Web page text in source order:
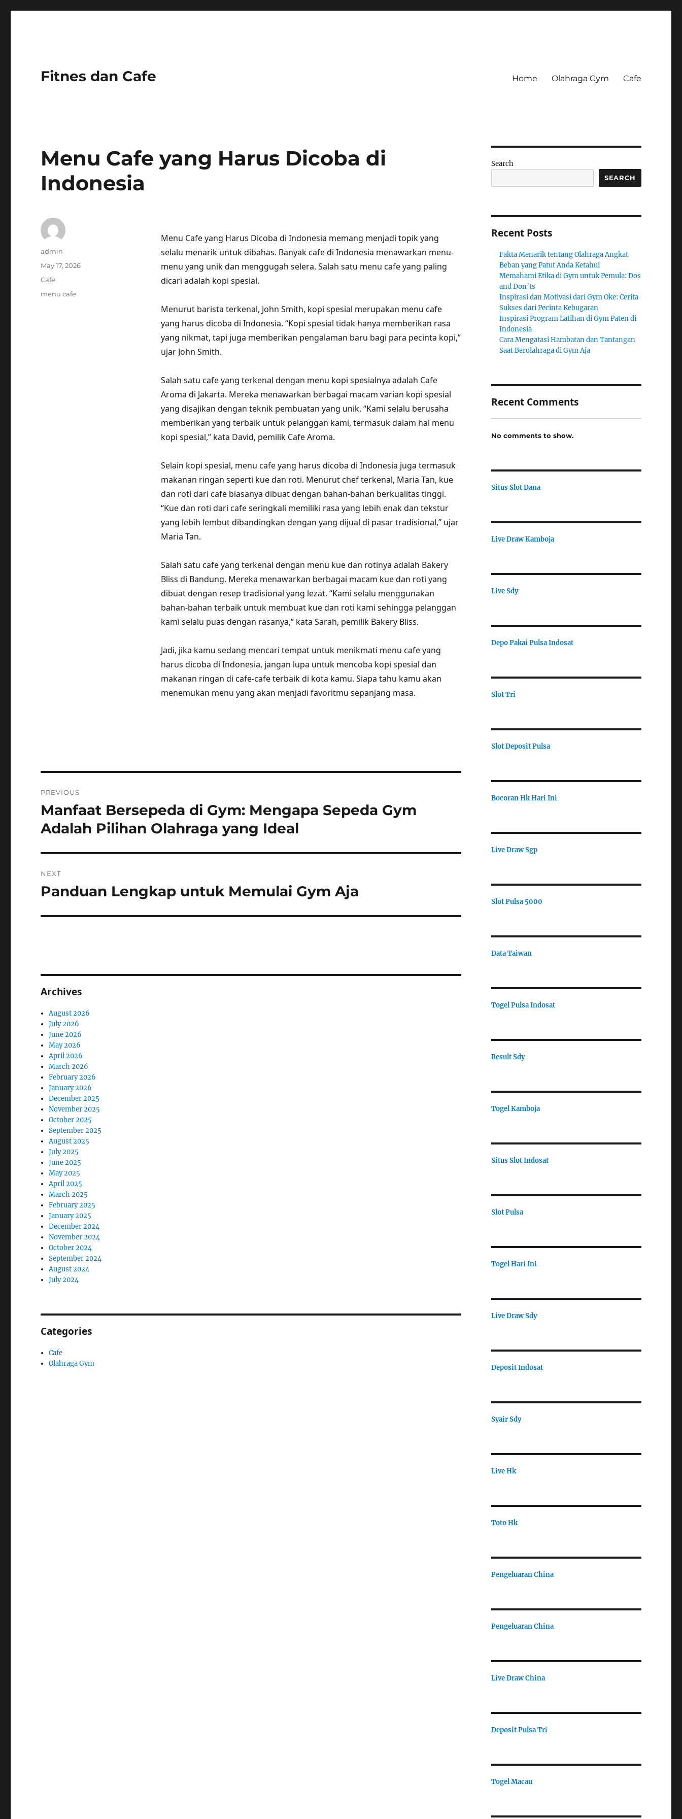
Fitnes dan Cafe Home Olahraga Gym Cafe
Menu Cafe yang Harus Dicoba di
Indonesia
Menu Cafe yang Harus Dicoba di Indonesia memang menjadi topik yang
selalu menarik untuk dibahas. Banyak cafe di Indonesia menawarkan menu-
menu yang unik dan menggugah selera. Salah satu menu cafe yang paling
dicari adalah kopi spesial.
Menurut barista terkenal, John Smith, kopi spesial merupakan menu cafe
yang harus dicoba di Indonesia. “Kopi spesial tidak hanya memberikan rasa
yang nikmat, tapi juga memberikan pengalaman baru bagi para pecinta kopi,”
ujar John Smith.
Salah satu cafe yang terkenal dengan menu kopi spesialnya adalah Cafe
Aroma di Jakarta. Mereka menawarkan berbagai macam varian kopi spesial
yang disajikan dengan teknik pembuatan yang unik. “Kami selalu berusaha
memberikan yang terbaik untuk pelanggan kami, termasuk dalam hal menu
kopi spesial,” kata David, pemilik Cafe Aroma.
Selain kopi spesial, menu cafe yang harus dicoba di Indonesia juga termasuk
makanan ringan seperti kue dan roti. Menurut chef terkenal, Maria Tan, kue
dan roti dari cafe biasanya dibuat dengan bahan-bahan berkualitas tinggi.
“Kue dan roti dari cafe seringkali memiliki rasa yang lebih enak dan tekstur
yang lebih lembut dibandingkan dengan yang dijual di pasar tradisional,” ujar
Maria Tan.
Salah satu cafe yang terkenal dengan menu kue dan rotinya adalah Bakery
Bliss di Bandung. Mereka menawarkan berbagai macam kue dan roti yang
dibuat dengan resep tradisional yang lezat. “Kami selalu menggunakan
bahan-bahan terbaik untuk membuat kue dan roti kami sehingga pelanggan
kami selalu puas dengan rasanya,” kata Sarah, pemilik Bakery Bliss.
Jadi, jika kamu sedang mencari tempat untuk menikmati menu cafe yang
harus dicoba di Indonesia, jangan lupa untuk mencoba kopi spesial dan
makanan ringan di cafe-cafe terbaik di kota kamu. Siapa tahu kamu akan
menemukan menu yang akan menjadi favoritmu sepanjang masa.
Author
admin
Posted
May 17, 2026
Categories
Cafe
Tags
menu cafe
navigation
PREVIOUS
Previous
post:
Manfaat Bersepeda di Gym: Mengapa Sepeda Gym
Adalah Pilihan Olahraga yang Ideal
NEXT
Next
Panduan Lengkap untuk Memulai Gym Aja
Archives
August 2026
July 2026
June 2026
May 2026
April 2026
March 2026
February 2026
January 2026
December 2025
November 2025
October 2025
September 2025
August 2025
July 2025
June 2025
May 2025
April 2025
March 2025
February 2025
January 2025
December 2024
November 2024
October 2024
September 2024
August 2024
July 2024
Categories
Cafe
Olahraga Gym
Search
SEARCH
Recent Posts
Fakta Menarik tentang Olahraga Angkat
Beban yang Patut Anda Ketahui
Memahami Etika di Gym untuk Pemula: Dos
and Don’ts
Inspirasi dan Motivasi dari Gym Oke: Cerita
Sukses dari Pecinta Kebugaran
Inspirasi Program Latihan di Gym Paten di
Indonesia
Cara Mengatasi Hambatan dan Tantangan
Saat Berolahraga di Gym Aja
Recent Comments
No comments to show.
Situs Slot Dana
Live Draw Kamboja
Live Sdy
Depo Pakai Pulsa Indosat
Slot Tri
Slot Deposit Pulsa
Bocoran Hk Hari Ini
Live Draw Sgp
Slot Pulsa 5000
Data Taiwan
Togel Pulsa Indosat
Result Sdy
Togel Kamboja
Situs Slot Indosat
Slot Pulsa
Togel Hari Ini
Live Draw Sdy
Deposit Indosat
Syair Sdy
Live Hk
Toto Hk
Pengeluaran China
Pengeluaran China
Live Draw China
Deposit Pulsa Tri
Togel Macau